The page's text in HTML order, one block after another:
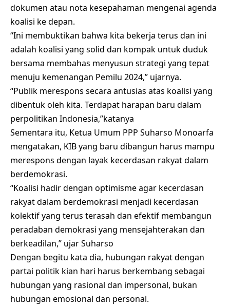
dokumen atau nota kesepahaman mengenai agenda
koalisi ke depan.
“Ini membuktikan bahwa kita bekerja terus dan ini
adalah koalisi yang solid dan kompak untuk duduk
bersama membahas menyusun strategi yang tepat
menuju kemenangan Pemilu 2024,” ujarnya.
“Publik merespons secara antusias atas koalisi yang
dibentuk oleh kita. Terdapat harapan baru dalam
perpolitikan Indonesia,”katanya
Sementara itu, Ketua Umum PPP Suharso Monoarfa
mengatakan, KIB yang baru dibangun harus mampu
merespons dengan layak kecerdasan rakyat dalam
berdemokrasi.
“Koalisi hadir dengan optimisme agar kecerdasan
rakyat dalam berdemokrasi menjadi kecerdasan
kolektif yang terus terasah dan efektif membangun
peradaban demokrasi yang mensejahterakan dan
berkeadilan,” ujar Suharso
Dengan begitu kata dia, hubungan rakyat dengan
partai politik kian hari harus berkembang sebagai
hubungan yang rasional dan impersonal, bukan
hubungan emosional dan personal.